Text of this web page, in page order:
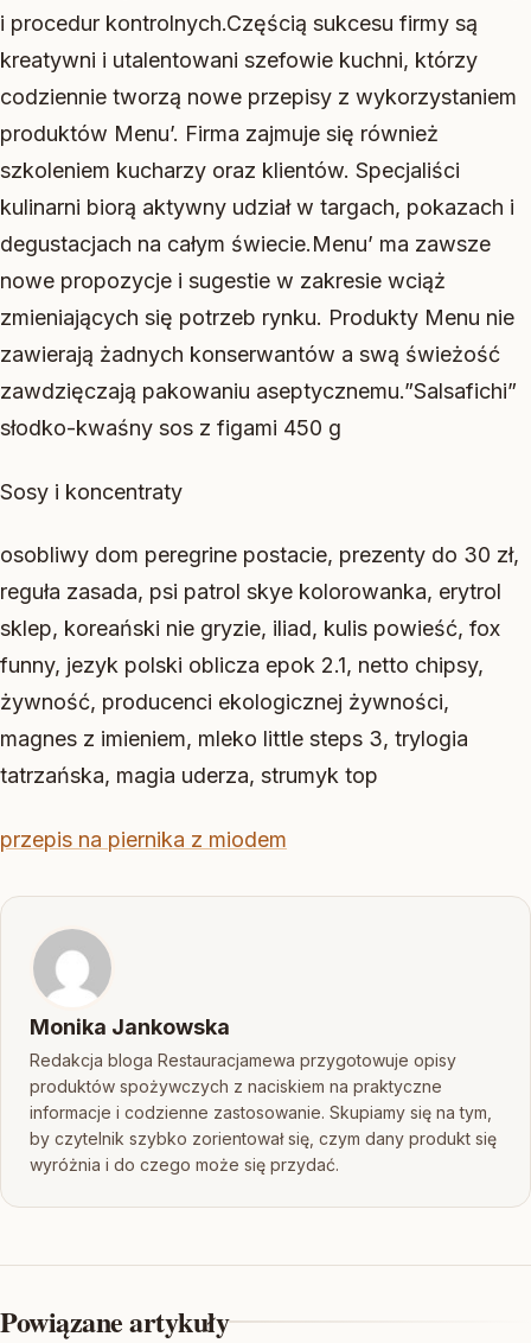
i procedur kontrolnych.Częścią sukcesu firmy są
kreatywni i utalentowani szefowie kuchni, którzy
codziennie tworzą nowe przepisy z wykorzystaniem
produktów Menu’. Firma zajmuje się również
szkoleniem kucharzy oraz klientów. Specjaliści
kulinarni biorą aktywny udział w targach, pokazach i
degustacjach na całym świecie.Menu’ ma zawsze
nowe propozycje i sugestie w zakresie wciąż
zmieniających się potrzeb rynku. Produkty Menu nie
zawierają żadnych konserwantów a swą świeżość
zawdzięczają pakowaniu aseptycznemu.”Salsafichi”
słodko-kwaśny sos z figami 450 g
Sosy i koncentraty
osobliwy dom peregrine postacie, prezenty do 30 zł,
reguła zasada, psi patrol skye kolorowanka, erytrol
sklep, koreański nie gryzie, iliad, kulis powieść, fox
funny, jezyk polski oblicza epok 2.1, netto chipsy,
żywność, producenci ekologicznej żywności,
magnes z imieniem, mleko little steps 3, trylogia
tatrzańska, magia uderza, strumyk top
przepis na piernika z miodem
Monika Jankowska
Redakcja bloga Restauracjamewa przygotowuje opisy
produktów spożywczych z naciskiem na praktyczne
informacje i codzienne zastosowanie. Skupiamy się na tym,
by czytelnik szybko zorientował się, czym dany produkt się
wyróżnia i do czego może się przydać.
Powiązane artykuły